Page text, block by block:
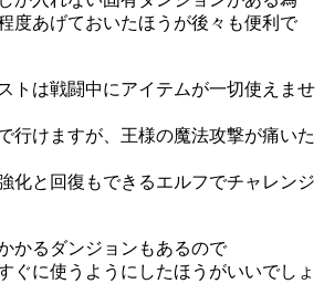
度あげておいたほうが後々も便利で
トは戦闘中にアイテムが一切使えませ
行けますが、王様の魔法攻撃が痛いた
化と回復もできるエルフでチャレンジ
かるダンジョンもあるので
ぐに使うようにしたほうがいいでしょ